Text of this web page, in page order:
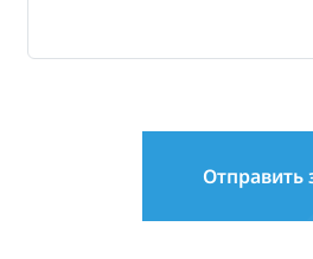
Отправить